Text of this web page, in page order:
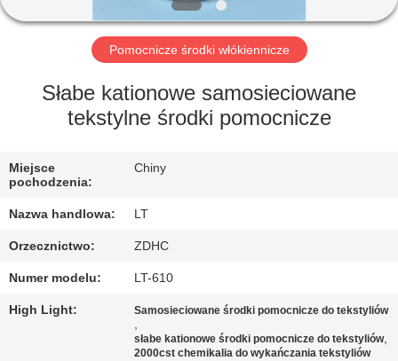
WYCIECZKA
FABRYCE
JAKOŚCI
SKONTAKTUJ
SIĘ
Z
NAMI
Pomocnicze środki włókiennicze
Słabe kationowe samosieciowane
tekstylne środki pomocnicze
Miejsce
pochodzenia:
Chiny
Nazwa handlowa: LT
Orzecznictwo: ZDHC
Numer modelu: LT-610
High Light: Samosieciowane środki pomocnicze do tekstyliów
,
słabe kationowe środki pomocnicze do tekstyliów,
2000cst chemikalia do wykańczania tekstyliów